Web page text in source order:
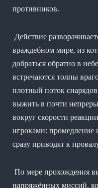
противников.
Действие
враждебном мире, из
добраться обратно в
встречаются толпы
плотный поток
выжить в почти
вокруг скорости
игроками: промедление
сразу приводят к
По мере прохождения
напряжённых миссий,